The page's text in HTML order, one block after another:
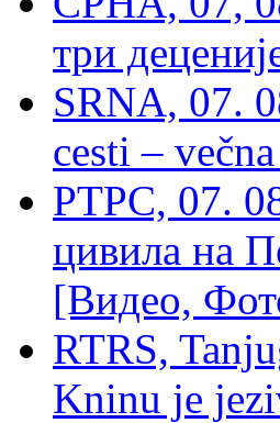
три
SRNA, 07.
cesti –
РТРС, 07.
цивила на
[Видео,
RTRS,
Kninu je